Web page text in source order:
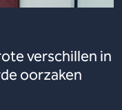
verschillen in
oorzaken